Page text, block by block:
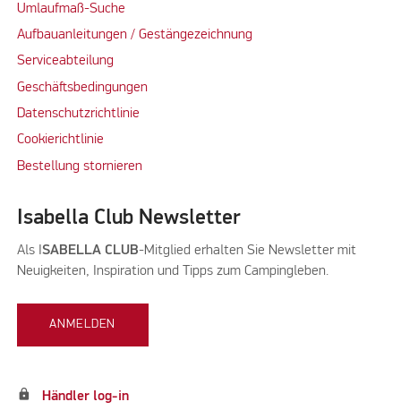
Umlaufmaß-Suche
Aufbauanleitungen / Gestängezeichnung
Serviceabteilung
Geschäftsbedingungen
Datenschutzrichtlinie
Cookierichtlinie
Bestellung stornieren
Isabella Club Newsletter
Als I SABELLA CLUB-Mitglied erhalten Sie Newsletter mit
Neuigkeiten, Inspiration und Tipps zum Campingleben.
ANMELDEN
lock Händler log-in